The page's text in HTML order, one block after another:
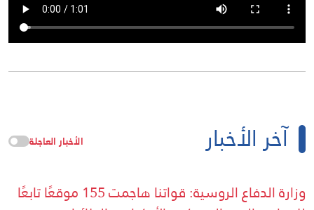
آخر الأخبار الأخبار العاجلة
وزارة الدفاع الروسية: قواتنا هاجمت 155 موقعًا تابعًا